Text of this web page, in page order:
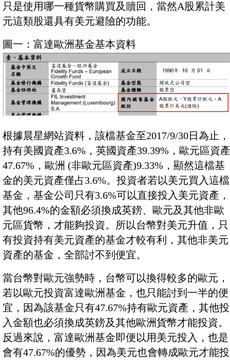
只是使用哪一種貨幣購買及贖回，當然A股累計美
元這類股還具有美元避險的功能。
圖一：富達歐洲基金基本資料
根據晨星網站資料，該檔基金至2017/9/30日為止，
持有美國資產3.6%，英國資產39.39%，歐元區資產
47.67%，歐洲 (非歐元區資產)9.33%，顯然這檔基
金的美元資產僅占3.6%。投資者若以美元買入這檔
基金，基金公司只有3.6%可以直接投入美元資產，
其他96.4%的金額必須換成英鎊、歐元及其他非歐
元區貨幣，才能夠投資。所以台幣對美元升值，只
有投資持有美元資產的基金才較有利，其他非美元
資產的基金，全部討不到便宜。
當台幣對歐元強勢時，台幣可以換得較多的歐元，
若以歐元投資富達歐洲基金，也只能討到一半的便
宜，因為該基金只有47.67%持有歐元資產，其他投
入金額也必須換成英鎊及其他歐洲貨幣才能投資。
反過來說，富達歐洲基金即便以用美元投入，也是
會有47.67%的優勢，因為美元也會轉成歐元才能投